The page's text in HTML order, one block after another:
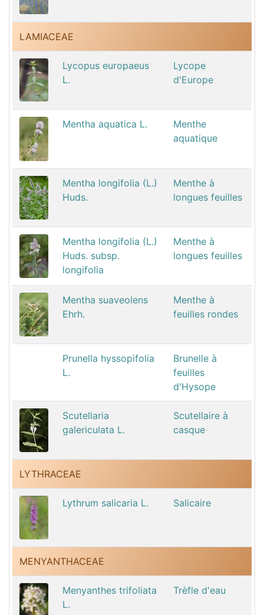
LAMIACEAE
Lycopus europaeus
L.
Lycope
d'Europe
Mentha aquatica L.
Menthe
aquatique
Mentha longifolia (L.)
Huds.
Menthe à
longues feuilles
Mentha longifolia (L.)
Huds. subsp.
longifolia
Menthe à
longues feuilles
Mentha suaveolens
Ehrh.
Menthe à
feuilles rondes
Prunella hyssopifolia
L.
Brunelle à
feuilles
d'Hysope
Scutellaria
galericulata L.
Scutellaire à
casque
LYTHRACEAE
Lythrum salicaria L. Salicaire
MENYANTHACEAE
Menyanthes trifoliata
L.
Trèfle d'eau